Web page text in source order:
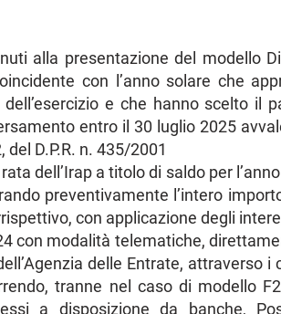
alla presentazione del modello
con l’anno solare che
e che hanno scelto il
entro il 30 luglio 2025
del D.P.R. n. 435/2001
dell’Irap a titolo di saldo per
preventivamente l’intero
con applicazione degli
con modalità telematiche,
delle Entrate, attraverso
tranne nel caso di modello
a disposizione da banche,